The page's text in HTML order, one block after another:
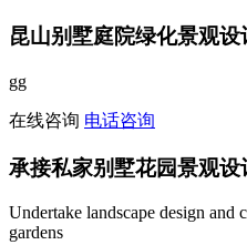
昆山别墅庭院绿化景观设
gg
在线咨询 电话咨询
承接私家别墅花园景观设
Undertake landscape design and
gardens